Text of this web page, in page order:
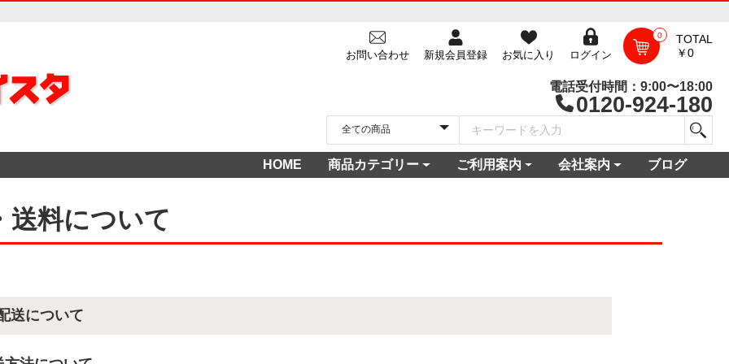
お問い合わせ 新規会員登録 お気に入り ログイン
0
TOTAL
￥0
電話受付時間：9:00〜18:00
0120-924-180
HOME
商品カテゴリー
ご利用案内
会社案内
ブログ
送料について
送について